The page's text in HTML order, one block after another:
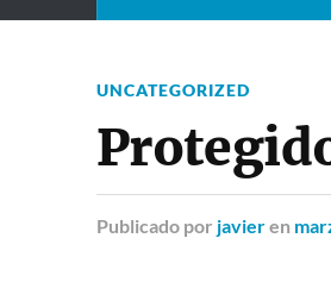
UNCATEGORIZED
Publicado por javieren